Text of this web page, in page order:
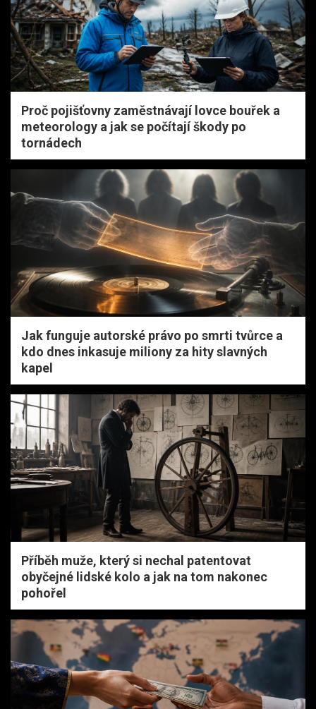
Proč pojišťovny zaměstnávají lovce bouřek a
meteorology a jak se počítají škody po
tornádech
Jak funguje autorské právo po smrti tvůrce a
kdo dnes inkasuje miliony za hity slavných
kapel
Příběh muže, který si nechal patentovat
obyčejné lidské kolo a jak na tom nakonec
pohořel